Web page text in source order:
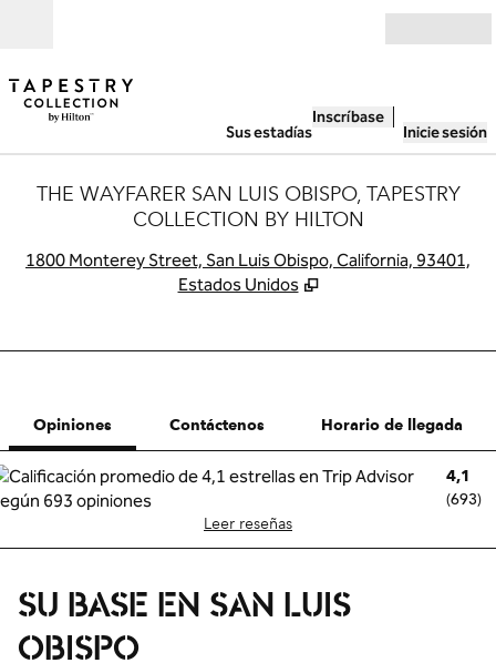
Sus estadías
Inscríbase
Inicie sesión
THE WAYFARER SAN LUIS OBISPO, TAPESTRY
COLLECTION BY HILTON
1800 Monterey Street, San Luis Obispo, California, 93401,
Estados Unidos
Opiniones Contáctenos Horario de llegada
4,1
(693)
Leer reseñas
SU BASE EN SAN LUIS
OBISPO